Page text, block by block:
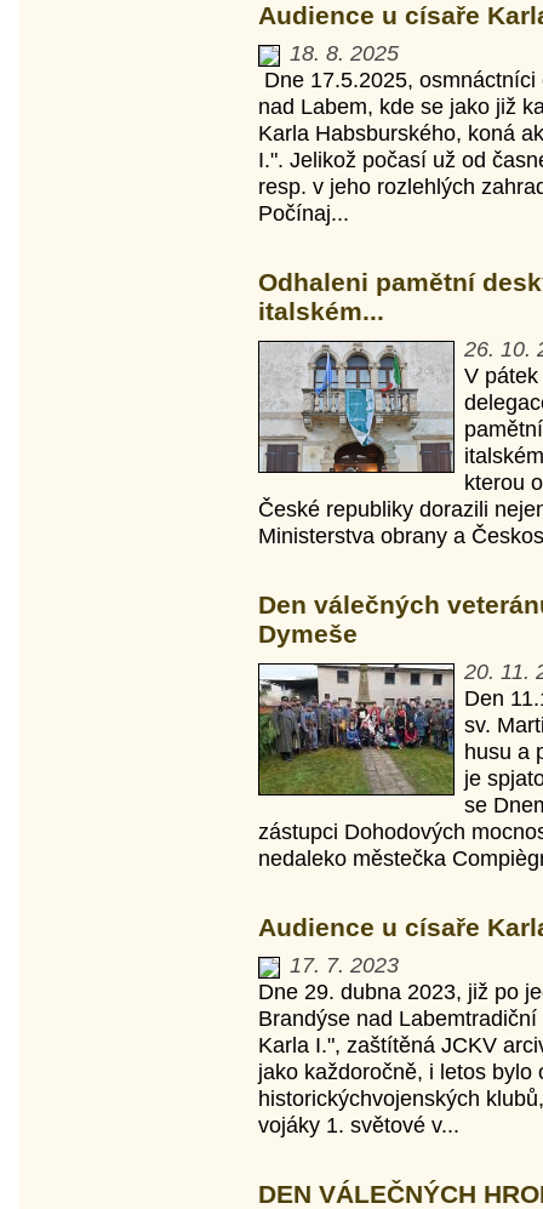
Audience u císaře
18. 8. 2025
Dne 17.5.2025,
nad Labem, kde se jako již
Karla Habsburského, koná
I.". Jelikož počasí už od
resp. v jeho rozlehlých
Počínaj...
Odhaleni pamětní
italském...
26. 10.
V
kterou
České republiky dorazili
Ministerstva obrany a
Den válečných
Dymeše
20. 11.
Den
sv.
husu a
je
se
zástupci Dohodových
nedaleko městečka
Audience u císaře
17. 7. 2023
Dne 29. dubna 2023, již po
Brandýse nad
Karla I.", zaštítěná JCKV
jako každoročně, i letos
historickýchvojenských
vojáky 1. světové v...
DEN VÁLEČNÝCH